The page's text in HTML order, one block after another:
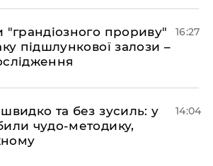
"грандіозного прориву"
підшлункової залози –
16:27
та без зусиль: у
чудо-методику,
14:04